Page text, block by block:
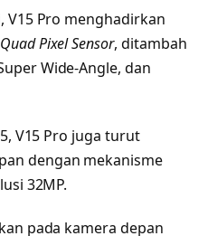
Pro menghadirkan
Quad Pixel Sensor, ditambah
Wide-Angle, dan
V15 Pro juga turut
dengan mekanisme
32MP.
pada kamera depan